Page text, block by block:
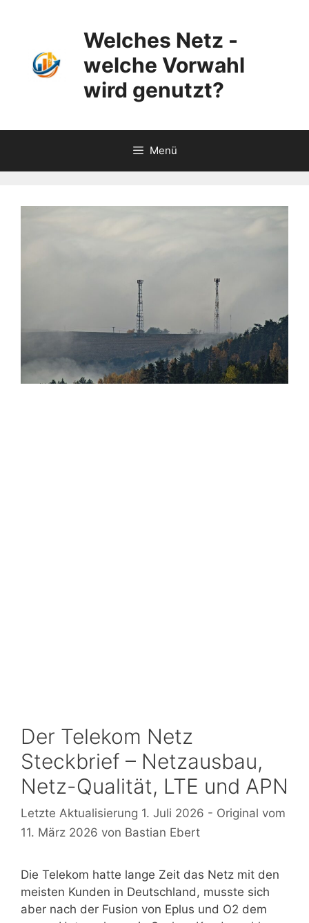
Welches Netz -
welche Vorwahl
wird genutzt?
Menü
Der Telekom Netz
Steckbrief – Netzausbau,
Netz-Qualität, LTE und APN
1. Juli 2026
11. März 2026 von Bastian Ebert
Die Telekom hatte lange Zeit das Netz mit den
meisten Kunden in Deutschland, musste sich
aber nach der Fusion von Eplus und O2 dem